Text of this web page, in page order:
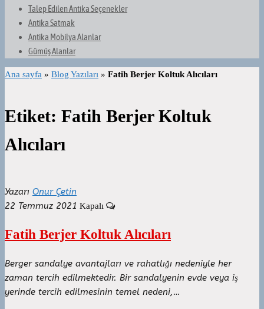
Talep Edilen Antika Seçenekler
Antika Satmak
Antika Mobilya Alanlar
Gümüş Alanlar
Ana sayfa » Blog Yazıları » Fatih Berjer Koltuk Alıcıları
Etiket: Fatih Berjer Koltuk
Alıcıları
Yazarı Onur Çetin
22 Temmuz 2021 Kapalı
Fatih Berjer Koltuk Alıcıları
Berger sandalye avantajları ve rahatlığı nedeniyle her
zaman tercih edilmektedir. Bir sandalyenin evde veya iş
yerinde tercih edilmesinin temel nedeni,…